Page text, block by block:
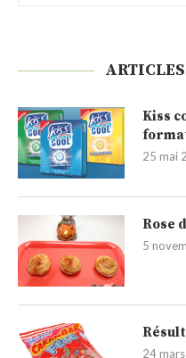
Kiss
25 mai
Rose
5
24